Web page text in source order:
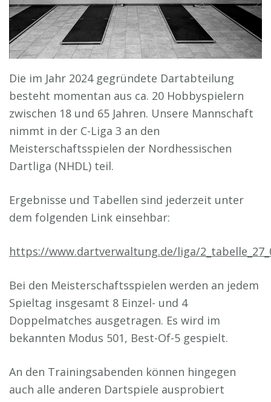
Die im Jahr 2024 gegründete Dartabteilung
besteht momentan aus ca. 20 Hobbyspielern
zwischen 18 und 65 Jahren. Unsere Mannschaft
nimmt in der C-Liga 3 an den
Meisterschaftsspielen der Nordhessischen
Dartliga (NHDL) teil.
Ergebnisse und Tabellen sind jederzeit unter
dem folgenden Link einsehbar:
https://www.dartverwaltung.de/liga/
Bei den Meisterschaftsspielen werden an jedem
Spieltag insgesamt 8 Einzel- und 4
Doppelmatches ausgetragen. Es wird im
bekannten Modus 501, Best-Of-5 gespielt.
An den Trainingsabenden können hingegen
auch alle anderen Dartspiele ausprobiert